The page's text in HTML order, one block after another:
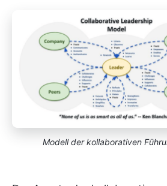
Modell der kollaborativen